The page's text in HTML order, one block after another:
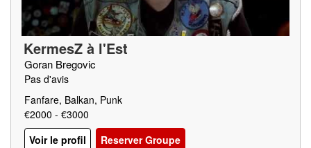
KermesZ à l'Est
Goran Bregovic
Pas d'avis
Fanfare, Balkan, Punk
€2000 - €3000
Voir le profil
Reserver Groupe